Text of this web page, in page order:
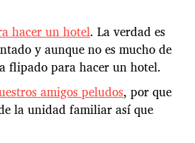
hacer un hotel. La verdad es
y aunque no es mucho de
flipado para hacer un hotel.
amigos peludos, por que
la unidad familiar así que